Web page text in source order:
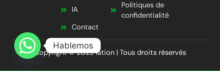
IA
Contact
Politiques de
confidentialité
Copyright © 2025 Iation | Tous droits réservés
Hablemos